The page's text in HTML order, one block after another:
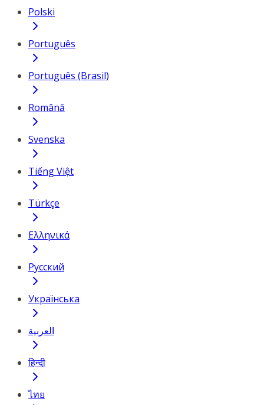
Polski
Português
Português (Brasil)
Română
Svenska
Tiếng Việt
Türkçe
Ελληνικά
Русский
Українська
العربية
हिन्दी
ไทย